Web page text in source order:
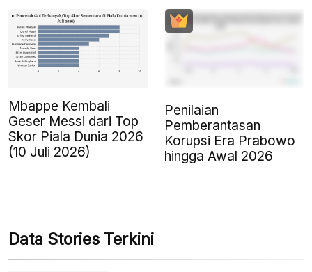
Mbappe Kembali
Geser Messi dari Top
Skor Piala Dunia 2026
(10 Juli 2026)
Penilaian
Pemberantasan
Korupsi Era Prabowo
hingga Awal 2026
Data Stories Terkini